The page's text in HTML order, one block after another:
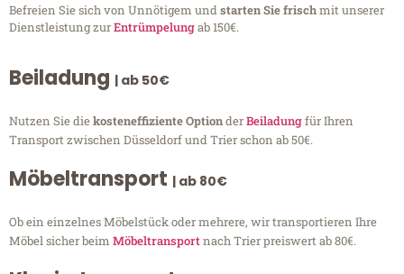
Befreien Sie sich von Unnötigem undstarten Sie frischmit unserer
Dienstleistung zurEntrümpelungab 150€.
Beiladung | ab 50€
Nutzen Sie diekosteneffiziente OptionderBeiladungfür Ihren
Transport zwischen Düsseldorf und Trier schon ab 50€.
Möbeltransport | ab 80€
Ob ein einzelnes Möbelstück oder mehrere, wir transportieren Ihre
Möbel sicher beim Möbeltransportnach Trier preiswert ab 80€.